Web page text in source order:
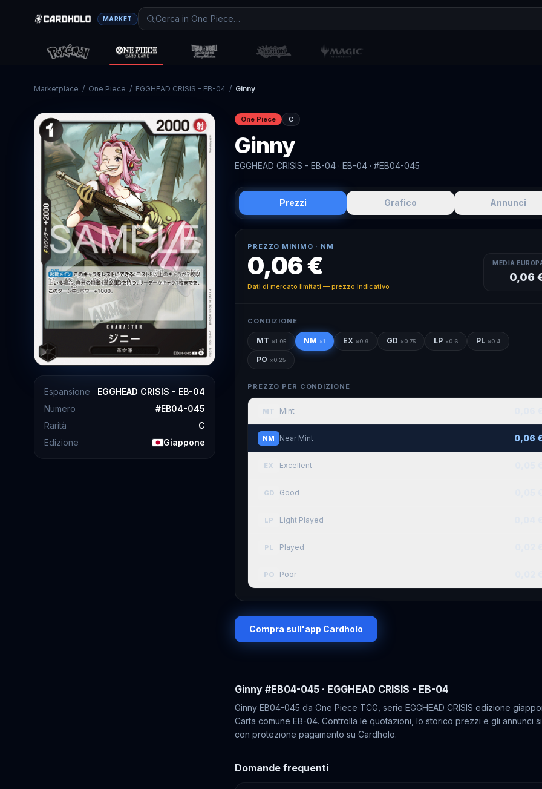
MARKET
Marketplace / One Piece / EGGHEAD CRISIS - EB-04 / Ginny
Espansione
EGGHEAD CRISIS - EB-04
Numero
#EB04-045
Rarità
C
Edizione
Giappone
One Piece C
Ginny
EGGHEAD CRISIS - EB-04 · EB-04 · #EB04-045
Prezzi Grafico Annunci
PREZZO MINIMO · NM
0,06 €
Dati di mercato limitati — prezzo indicativo
MEDIA
0,06
CONDIZIONE
MT ×1.05 NM ×1 EX ×0.9 GD ×0.75 LP ×0.6 PL ×0.4
PO ×0.25
PREZZO PER CONDIZIONE
MT Mint
NM Near Mint 0,06 €
EX Excellent
GD Good
LP Light Played
PL Played
PO Poor
Compra sull'app Cardholo
Ginny #EB04-045 · EGGHEAD CRISIS - EB-04
Ginny EB04-045 da One Piece TCG, serie EGGHEAD CRISIS edizione
Carta comune EB-04. Controlla le quotazioni, lo storico prezzi e gli annunci
con protezione pagamento su Cardholo.
Domande frequenti